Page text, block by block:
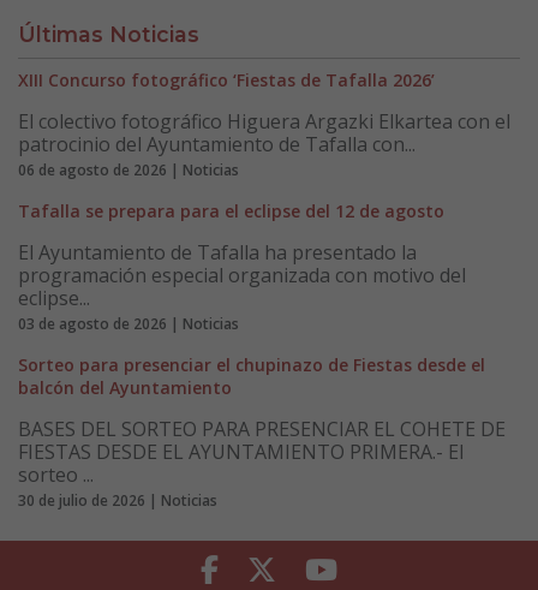
Últimas Noticias
XIII Concurso fotográfico ‘Fiestas de Tafalla 2026’
El colectivo fotográfico Higuera Argazki Elkartea con el
patrocinio del Ayuntamiento de Tafalla con...
06 de agosto de 2026 | Noticias
Tafalla se prepara para el eclipse del 12 de agosto
El Ayuntamiento de Tafalla ha presentado la
programación especial organizada con motivo del
eclipse...
03 de agosto de 2026 | Noticias
Sorteo para presenciar el chupinazo de Fiestas desde el
balcón del Ayuntamiento
BASES DEL SORTEO PARA PRESENCIAR EL COHETE DE
FIESTAS DESDE EL AYUNTAMIENTO PRIMERA.- El
sorteo ...
30 de julio de 2026 | Noticias
Facebook Twitter Youtube